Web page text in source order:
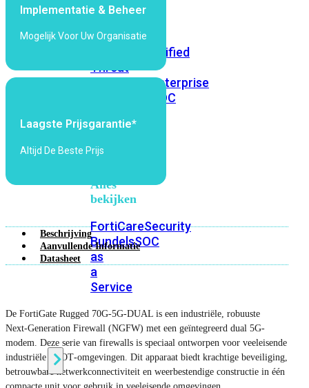
Threat
Unified
Threat
Enterprise
SOC
a
Service
Alles
bekijken
FortiCareSecurity
BundelsSOC
as
a
Service
Endpoint
Beveiliging
Implementatie & Beheer
Mogelijk Voor Uw Organisatie
Laagste Prijsgarantie*
Altijd De Beste Prijs
Beschrijving
Aanvullende Informatie
Datasheet
De FortiGate Rugged 70G-5G-DUAL is een industriële, robuuste
Next‑Generation Firewall (NGFW) met een geïntegreerd dual 5G-
modem. Deze serie van firewalls is speciaal ontworpen voor veeleisende
industriële en OT‑omgevingen. Dit apparaat biedt krachtige beveiliging,
betrouwbare netwerkconnectiviteit en weerbestendige constructie in één